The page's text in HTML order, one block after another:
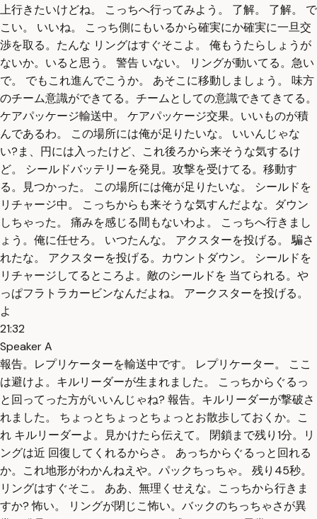
上行きたいけどね。 こっちへ行ってみよう。 了解。 了解。 で
こい。 いいね。 こっち側にもいるから確実にか確実に一旦交
渉を取る。たんな リングはすぐそこよ。 俺もうたらしょうが
ないか。いると思う。 警告 いない。 リングが動いてる。急い
で。 でもこれ進んでこうか。 あそこに移動しましょう。 味方
のチーム意識ができてる。チームとしての意識できてきてる。
ケアパッケージ輸送中。 ケアパッケージ交果。いいものが積
んであるわ。 この場所には俺が足りたいな。 いいんじゃな
い?ま、円には入ったけど、これ後ろから来そうな気するけ
ど。 シールドバッテリーを発見。攻撃を受けてる。移動す
る。見つかった。 この場所には俺が足りたいな。 シールドを
リチャージ中。 こっちからも来そうな気すんだよな。ダウン
しちゃった。 痛みを感じる間もないわよ。 こっちへ行きまし
ょう。俺に任せろ。 いつたんな。 アクスターを投げる。 騙さ
れたな。 アクスターを投げる。カウントダウン。 シールドを
リチャージしてるところよ。敵のシールドを 当てられる。や
っぱフラトラカービンなんだよね。 アークスターを投げる。
よ
21:32
Speaker A
報告。レプリケーターを輸送中です。 レプリケーター。 ここ
は避けよ。キルリーダーが生まれました。 こっちからぐるっ
と回ってった方がいいんじゃね? 報告。キルリーダーが撃破さ
れました。 ちょっとちょっとちょっとお散歩しておくか。こ
れ キルリーダーよ。見かけたら伝えて。 閉鎖まで残り1分。リ
ングは近 回復してくれるからさ。 あっちからぐるっと回れる
か。これ地形がわかんねえや。パックちっちゃ。 残り45秒。
リングはすぐそこ。 ああ、無理くせえな。こっちから行きま
すか? 怖い。 リングが閉じこ怖い。バックのちっちゃさが異